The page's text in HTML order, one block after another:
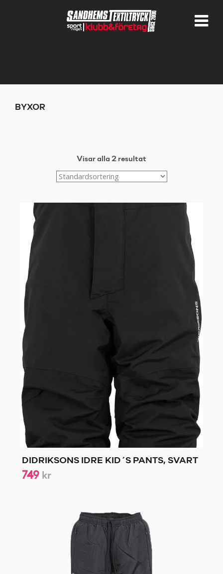
BYXOR
Visar alla 2 resultat
DIDRIKSONS IDRE KID´S PANTS, SVART
749 kr